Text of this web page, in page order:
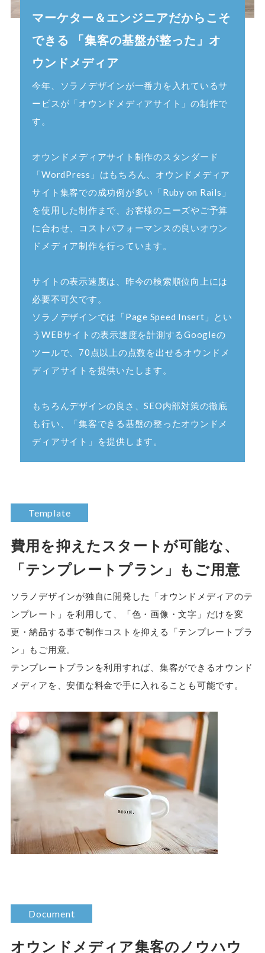
マーケター＆エンジニアだからこそ
できる
「集客の基盤が整った」オ
ウンドメディア
今年、ソラノデザインが一番力を入れているサ
ービスが「オウンドメディアサイト」の制作で
す。
オウンドメディアサイト制作のスタンダード
「WordPress」はもちろん、オウンドメディア
サイト集客での成功例が多い「Ruby on Rails」
を使用した制作まで、お客様のニーズやご予算
に合わせ、コストパフォーマンスの良いオウン
ドメディア制作を行っています。
サイトの表示速度は、昨今の検索順位向上には
必要不可欠です。
ソラノデザインでは「Page Speed Insert」とい
うWEBサイトの表示速度を計測するGoogleの
ツールで、70点以上の点数を出せるオウンドメ
ディアサイトを提供いたします。
もちろんデザインの良さ、SEO内部対策の徹底
も行い、「集客できる基盤の整ったオウンドメ
ディアサイト」を提供します。
Template
費用を抑えたスタートが可能な、
「テンプレートプラン」もご用意
ソラノデザインが独自に開発した「オウンドメディアのテ
ンプレート」を利用して、「色・画像・文字」だけを変
更・納品する事で制作コストを抑える「テンプレートプラ
ン」もご用意。
テンプレートプランを利用すれば、集客ができるオウンド
メディアを、安価な料金で手に入れることも可能です。
Document
オウンドメディア集客のノウハウ